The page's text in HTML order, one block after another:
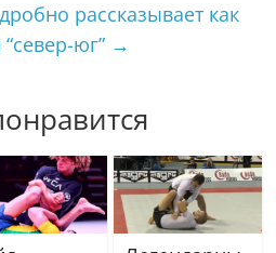
рассказывает как
юг” →